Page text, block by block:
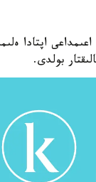
اپتادا
بولدى.